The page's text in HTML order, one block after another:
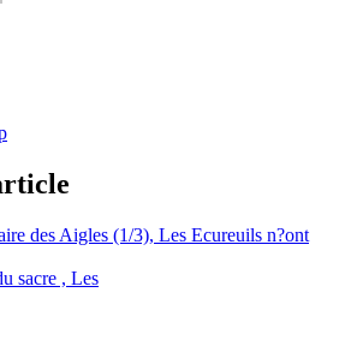
des Aigles (1/3), Les Ecureuils n?ont
sacre , Les